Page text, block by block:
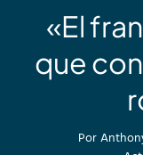
«El
que
Por